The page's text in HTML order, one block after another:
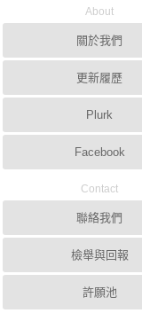
About
關於我們
更新履歷
Plurk
Facebook
Contact
聯絡我們
檢舉與回報
許願池